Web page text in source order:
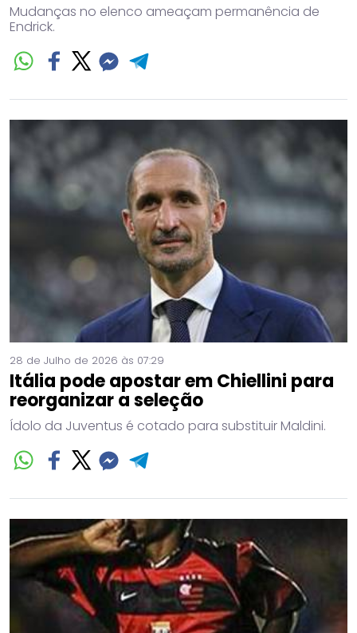
Mudanças no elenco ameaçam permanência de
Endrick.
28 de Julho de 2026 às 07:29
Itália pode apostar em Chiellini para
reorganizar a seleção
Ídolo da Juventus é cotado para substituir Maldini.